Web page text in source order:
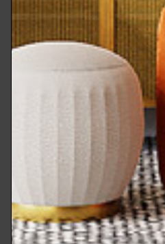
riduzione dei rifiuti e la